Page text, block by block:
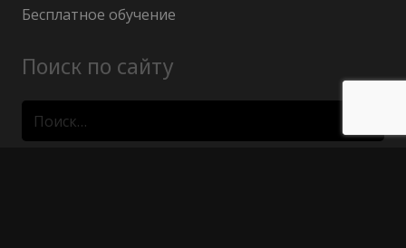
Бесплатное обучение
Поиск по сайту
Найти: